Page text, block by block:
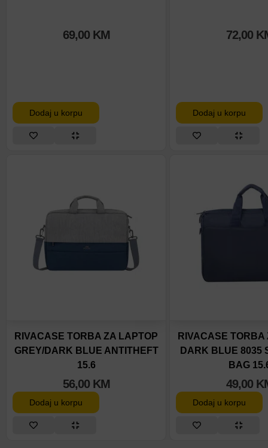
69,00 KM
Dodaj u korpu
72,00
Dodaj u korpu
RIVACASE TORBA ZA LAPTOP
GREY/DARK BLUE ANTITHEFT
15.6
56,00 KM
Dodaj u korpu
RIVACASE TORBA
DARK BLUE 8035
BAG
49,00
Dodaj u korpu